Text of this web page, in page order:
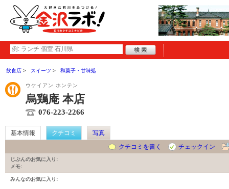
飲食店 スイーツ 和菓子・甘味処
ウケイアン ホンテン
烏鶏庵 本店
076-223-2266
基本情報 クチコミ
写真
クチコミを書く
チェックイン
じぶんのお気に入り:
メモ:
みんなのお気に入り: